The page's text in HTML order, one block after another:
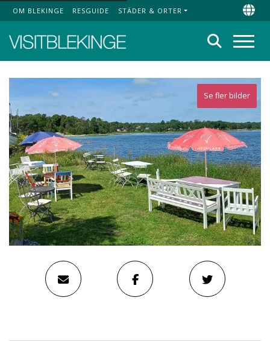
Top Menu
OM BLEKINGE RESGUIDE STÄDER & ORTER
Sök
Se fler bilder